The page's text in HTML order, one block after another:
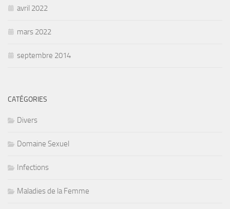
avril 2022
mars 2022
septembre 2014
CATÉGORIES
Divers
Domaine Sexuel
Infections
Maladies de la Femme